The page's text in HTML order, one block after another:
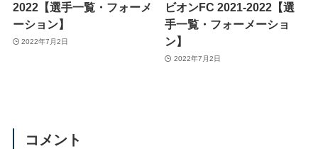
2022【選手一覧・フォーメ
ーション】
2022年7月2日
ビオンFC 2021-2022【選
手一覧・フォーメーショ
ン】
2022年7月2日
コメント